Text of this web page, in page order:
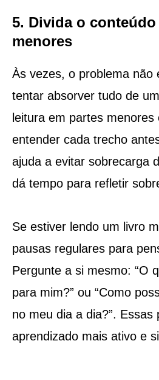
5. Divida o conteúdo
menores
Às vezes, o problema não
tentar absorver tudo de
leitura em partes menores
entender cada trecho
ajuda a evitar sobrecarga
dá tempo para refletir
Se estiver lendo um livro
pausas regulares para
Pergunte a si mesmo: “O
para mim?” ou “Como
no meu dia a dia?”. Essas
aprendizado mais ativo e